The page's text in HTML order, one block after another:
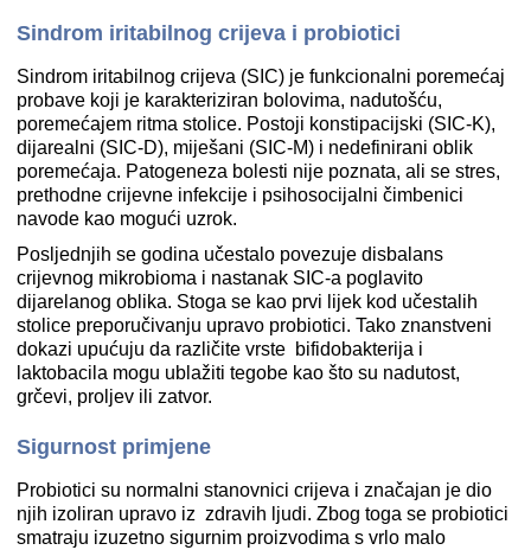
Sindrom iritabilnog crijeva i probiotici
Sindrom iritabilnog crijeva (SIC) je funkcionalni poremećaj
probave koji je karakteriziran bolovima, nadutošću,
poremećajem ritma stolice. Postoji konstipacijski (SIC-K),
dijarealni (SIC-D), miješani (SIC-M) i nedefinirani oblik
poremećaja. Patogeneza bolesti nije poznata, ali se stres,
prethodne crijevne infekcije i psihosocijalni čimbenici
navode kao mogući uzrok.
Posljednjih se godina učestalo povezuje disbalans
crijevnog mikrobioma i nastanak SIC-a poglavito
dijarelanog oblika. Stoga se kao prvi lijek kod učestalih
stolice preporučivanju upravo probiotici. Tako znanstveni
dokazi upućuju da različite vrste bifidobakterija i
laktobacila mogu ublažiti tegobe kao što su nadutost,
grčevi, proljev ili zatvor.
Sigurnost primjene
Probiotici su normalni stanovnici crijeva i značajan je dio
njih izoliran upravo iz zdravih ljudi. Zbog toga se probiotici
smatraju izuzetno sigurnim proizvodima s vrlo malo